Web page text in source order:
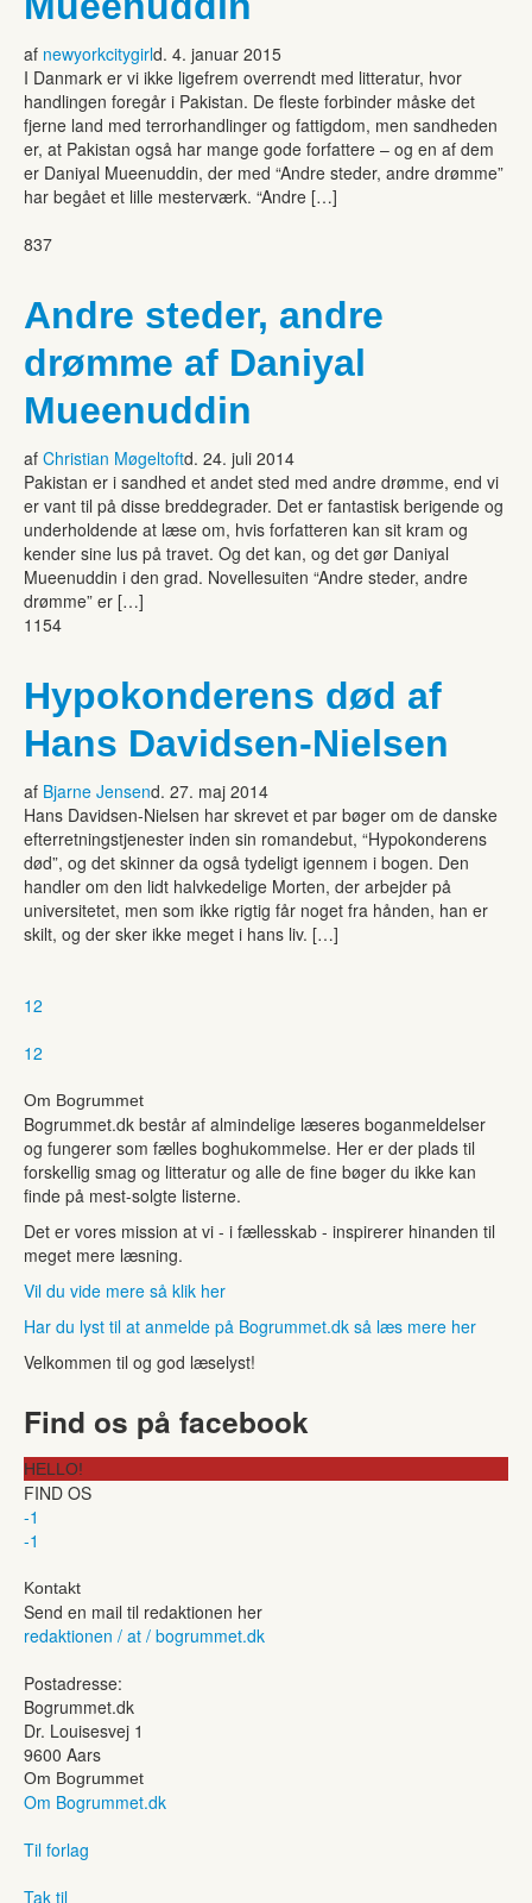
af newyorkcitygirld. 4. januar 2015
I Danmark er vi ikke ligefrem overrendt med litteratur, hvor
handlingen foregår i Pakistan. De fleste forbinder måske det
fjerne land med terrorhandlinger og fattigdom, men sandheden
er, at Pakistan også har mange gode forfattere – og en af dem
er Daniyal Mueenuddin, der med “Andre steder, andre drømme”
har begået et lille mesterværk. “Andre […]
837
Andre steder, andre
drømme af Daniyal
Mueenuddin
af Christian Møgeltoftd. 24. juli 2014
Pakistan er i sandhed et andet sted med andre drømme, end vi
er vant til på disse breddegrader. Det er fantastisk berigende og
underholdende at læse om, hvis forfatteren kan sit kram og
kender sine lus på travet. Og det kan, og det gør Daniyal
Mueenuddin i den grad. Novellesuiten “Andre steder, andre
drømme” er […]
1154
Hypokonderens død af
Hans Davidsen-Nielsen
af Bjarne Jensend. 27. maj 2014
Hans Davidsen-Nielsen har skrevet et par bøger om de danske
efterretningstjenester inden sin romandebut, “Hypokonderens
død”, og det skinner da også tydeligt igennem i bogen. Den
handler om den lidt halvkedelige Morten, der arbejder på
universitetet, men som ikke rigtig får noget fra hånden, han er
skilt, og der sker ikke meget i hans liv. […]
12
12
Om Bogrummet
Bogrummet.dk består af almindelige læseres boganmeldelser
og fungerer som fælles boghukommelse. Her er der plads til
forskellig smag og litteratur og alle de fine bøger du ikke kan
finde på mest-solgte listerne.
Det er vores mission at vi - i fællesskab - inspirerer hinanden til
meget mere læsning.
Vil du vide mere så klik her
Har du lyst til at anmelde på Bogrummet.dk så læs mere her
Velkommen til og god læselyst!
Find os på facebook
HELLO!
FIND OS
-1
-1
Kontakt
Send en mail til redaktionen her
redaktionen / at / bogrummet.dk
Postadresse:
Bogrummet.dk
Dr. Louisesvej 1
9600 Aars
Om Bogrummet
Om Bogrummet.dk
Til forlag
Tak til